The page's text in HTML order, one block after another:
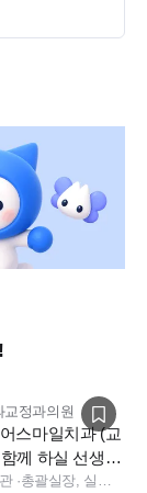
교정과의원
스마일치과 (교
께 하실 선생님
!· 총괄실장, 실장, 상담, 보험청구, 데스크, 진료실, 데스크, 진료실, 보험청구, 데스크, 상담, 전화응대(CS), 보험청구